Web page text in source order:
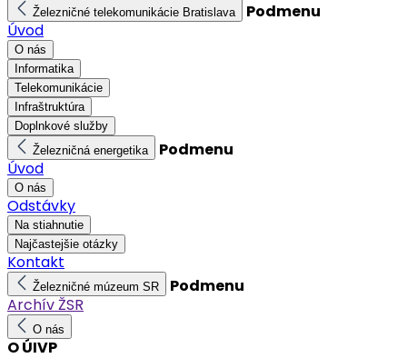
Železničné telekomunikácie Bratislava
Podmenu
Úvod
O nás
Informatika
Telekomunikácie
Infraštruktúra
Doplnkové služby
Železničná energetika
Podmenu
Úvod
O nás
Odstávky
Na stiahnutie
Najčastejšie otázky
Kontakt
Železničné múzeum SR
Podmenu
Archív ŽSR
O nás
O ÚIVP